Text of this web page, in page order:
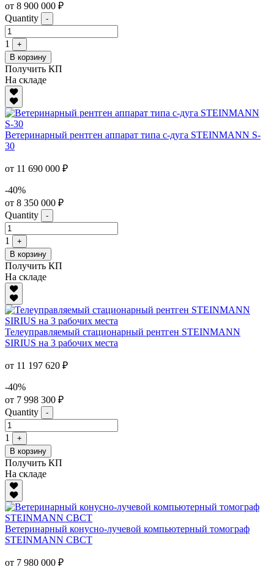
от 8 900 000 ₽
Quantity
-
1
+
В корзину
Получить КП
На складе
Ветеринарный рентген аппарат типа с-дуга STEINMANN S-
30
от 11 690 000 ₽
-40%
от 8 350 000 ₽
Quantity
-
1
+
В корзину
Получить КП
На складе
Телеуправляемый стационарный рентген STEINMANN
SIRIUS на 3 рабочих места
от 11 197 620 ₽
-40%
от 7 998 300 ₽
Quantity
-
1
+
В корзину
Получить КП
На складе
Ветеринарный конусно-лучевой компьютерный томограф
STEINMANN CBCT
от 7 980 000 ₽